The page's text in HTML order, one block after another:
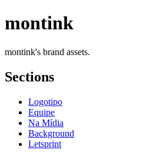
montink
montink's brand assets.
Sections
Logotipo
Equipe
Na Mídia
Background
Letsprint